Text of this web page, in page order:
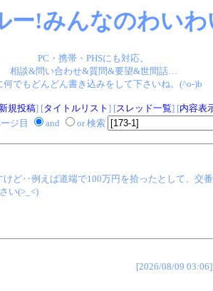
ー!みんなのわい
PC・携帯・PHSにも対応。
相談&問い合わせ&質問&要望&世間話…
何でもどんどん書き込みをして下さいね。(^o-)b
規投稿] [タイトルリスト ] [スレッド一覧] [内容表
ジ目 and or 検索
ど‥例えば道端で100万円を拾ったとして、交
い(>_<)
[2026/08/09